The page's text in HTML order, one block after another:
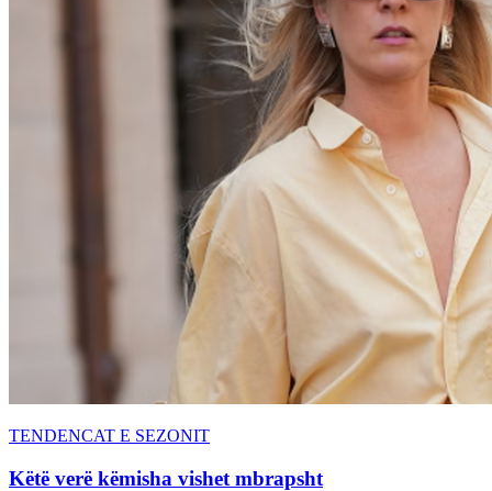
TENDENCAT E SEZONIT
Këtë verë këmisha vishet mbrapsht